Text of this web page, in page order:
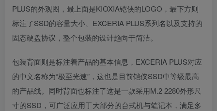
PLUS的外观图，最上面是KIOXIA铠侠的LOGO，最下方则
标注了SSD的容量大小、EXCERIA PLUS系列名以及支持的
固态硬盘协议，整个包装的设计趋向于简洁。
包装背面则是标注着产品的基本信息，EXCERIA PLUS对应
的中文名称为“极至光速”，这也是目前铠侠SSD中等级最高
的产品线。同时背面也标注了这是一款采用M.2 2280外形尺
寸的SSD，可广泛应用于大部分的台式机与笔记本，满足多